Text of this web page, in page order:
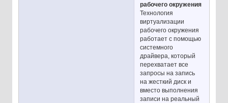
рабочего окружения
Технология
виртуализации
рабочего окружения
работает с помощью
системного
драйвера, который
перехватает все
запросы на запись
на жесткий диск и
вместо выполнения
записи на реальный